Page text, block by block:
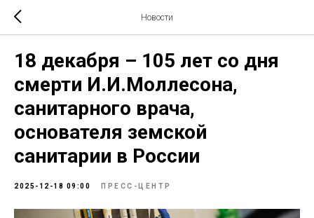
Новости
18 декабря – 105 лет со дня
смерти И.И.Моллесона,
санитарного врача,
основателя земской
санитарии в России
2025-12-18 09:00 ПРЕСС-ЦЕНТР